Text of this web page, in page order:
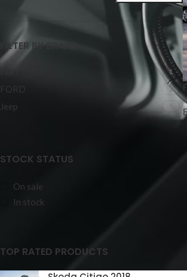
FILTER BY BRAND
1
FORD 1
Jeep
STOCK STATUS
On sale
In stock
TOP RATED PRODUCTS